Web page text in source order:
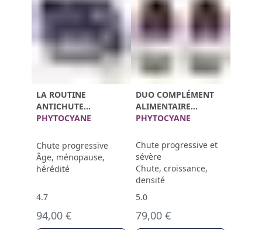
LA ROUTINE
ANTICHUTE
PROGRESSIVE FEMME
PHYTOCYANE
Chute progressive
Âge, ménopause,
hérédité
4.7
94,00 €
DUO COMPLÉMENT
ALIMENTAIRE
ANTICHUTE
PHYTOCYANE
Chute progressive et
sévère
Chute, croissance,
densité
5.0
79,00 €